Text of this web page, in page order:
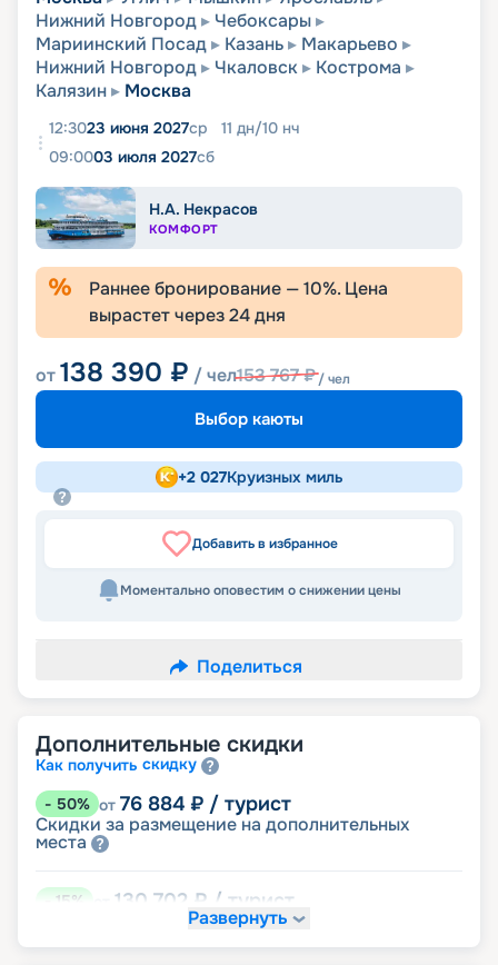
Нижний Новгород
Чебоксары
Мариинский Посад
Казань
Макарьево
Нижний Новгород
Чкаловск
Кострома
Калязин
Москва
12:3023 июня 2027ср 11 дн/10 нч
09:0003 июля 2027сб
Н.А. Некрасов
КОМФОРТ
Раннее бронирование —10%. Цена
вырастет через24дня
от138 390 ₽ / чел153 767₽/ чел
Выбор каюты
+2 027Круизных миль
Добавить в избранное
Моментально оповестим о снижении цены
Поделиться
Дополнительные скидки
Как получить скидку
- 50% от 76 884 ₽ / турист
Скидки за размещение на дополнительных
места
15% 130 702 ₽ / турист
Развернуть